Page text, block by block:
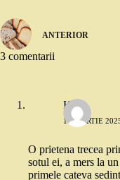
ANTERIOR
3 comentarii
KC
15 MARTIE
O prietena trecea
sotul ei, a mers la
primele cateva